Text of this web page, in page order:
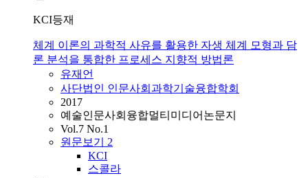
KCI등재
체계 이론의 과학적 사유를 활용한 자생 체계 모형과 담
론 분석을 통합한 프로세스 지향적 방법론
유재언
사단법인 인문사회과학기술융합학회
2017
예술인문사회융합멀티미디어논문지
Vol.7 No.1
원문보기 2
KCI
스콜라